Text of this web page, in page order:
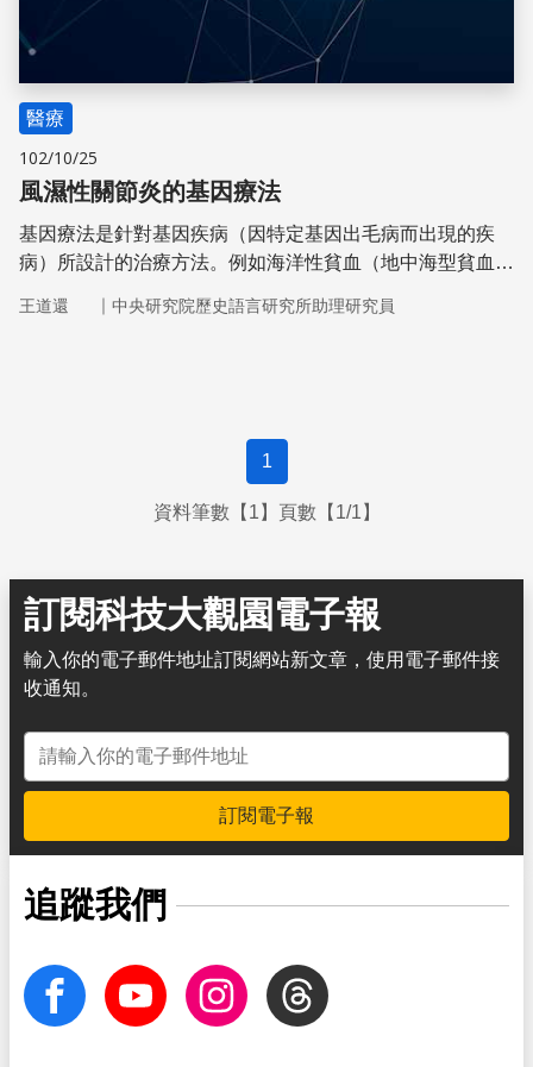
醫療
102/10/25
風濕性關節炎的基因療法
基因療法是針對基因疾病（因特定基因出毛病而出現的疾
病）所設計的治療方法。例如海洋性貧血（地中海型貧血）
血。
王道還 ｜ 中央研究院歷史語言研究所助理研究員
1
資料筆數【1】頁數【1/1】
訂閱科技大觀園電子報
輸入你的電子郵件地址訂閱網站新文章，使用電子郵件接
收通知。
電子郵件地址
訂閱電子報
追蹤我們
facebook Youtube InstagramThreads